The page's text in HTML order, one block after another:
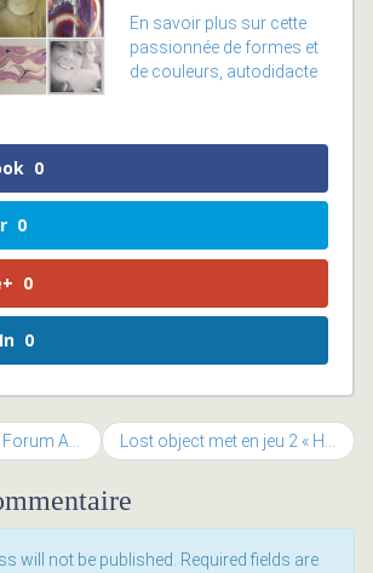
En savoir plus sur cette
passionnée de formes et
de couleurs, autodidacte
0
0
0
0
collaboratif: clé de voute de l’innovation Lost object met en jeu 2 « Hello Pack » au Loto des Entrepreneurs
will not be published. Required fields are